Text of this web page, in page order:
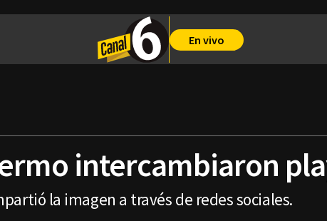
En vivo
intercambiaron
la imagen a través de redes sociales.